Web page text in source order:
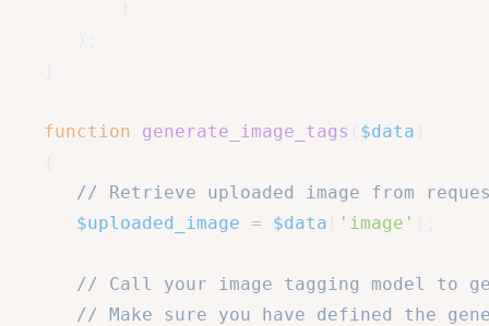
function generate_image_tags $data
// Retrieve uploaded image from
$uploaded_image = $data 'image'
// Call your image tagging model to
// Make sure you have defined the